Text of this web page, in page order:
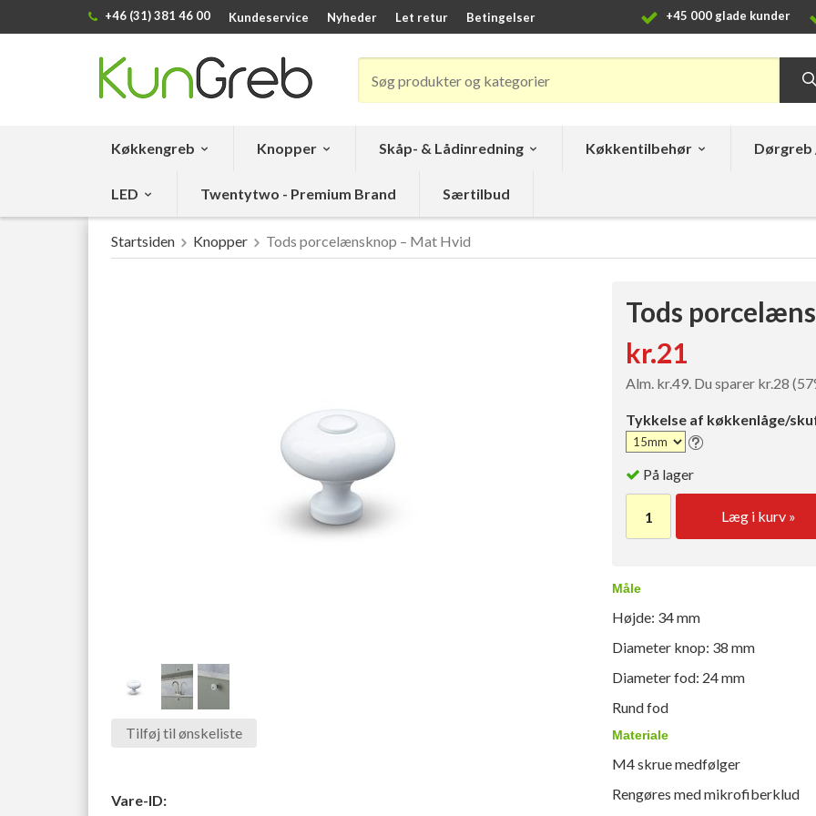
+46 (31) 381 46 00 Kundeservice Nyheder Let retur Betingelser +45 000 glade kunder
Køkkengreb Knopper Skåp- & Lådinredning Køkkentilbehør Dørgreb
LED Twentytwo - Premium Brand Særtilbud
Startsiden Knopper Tods porcelænsknop – Mat Hvid
Tods
kr.21
Alm. kr.49. Du sparer kr.28
Tykkelse af køkkenlåge/
På lager
Læg i kurv »
Måle
Højde: 34 mm
Diameter knop: 38 mm
Diameter fod: 24 mm
Rund fod
Materiale
M4 skrue medfølger
Rengøres med mikrofiberklud
Tilføj til ønskeliste
Vare-ID: